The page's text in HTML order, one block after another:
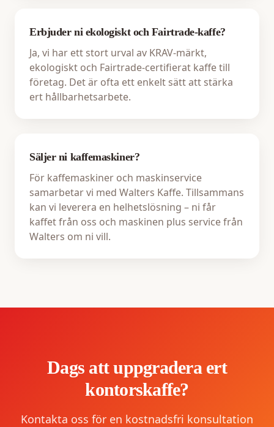
Erbjuder ni ekologiskt och Fairtrade-kaffe?
Ja, vi har ett stort urval av KRAV-märkt,
ekologiskt och Fairtrade-certifierat kaffe till
företag. Det är ofta ett enkelt sätt att stärka
ert hållbarhetsarbete.
Säljer ni kaffemaskiner?
För kaffemaskiner och maskinservice
samarbetar vi med Walters Kaffe. Tillsammans
kan vi leverera en helhetslösning – ni får
kaffet från oss och maskinen plus service från
Walters om ni vill.
Dags att uppgradera ert
kontorskaffe?
Kontakta oss för en kostnadsfri konsultation